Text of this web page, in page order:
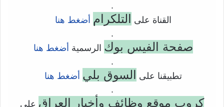
.
القناة على
التلكرام
أضغط هنا
.
صفحة الفيس بوك الرسمية أضغط هنا
.
تطبيقنا على
السوق بلي أضغط هنا
.
كروب موقع وظائف وأخبار العراق على